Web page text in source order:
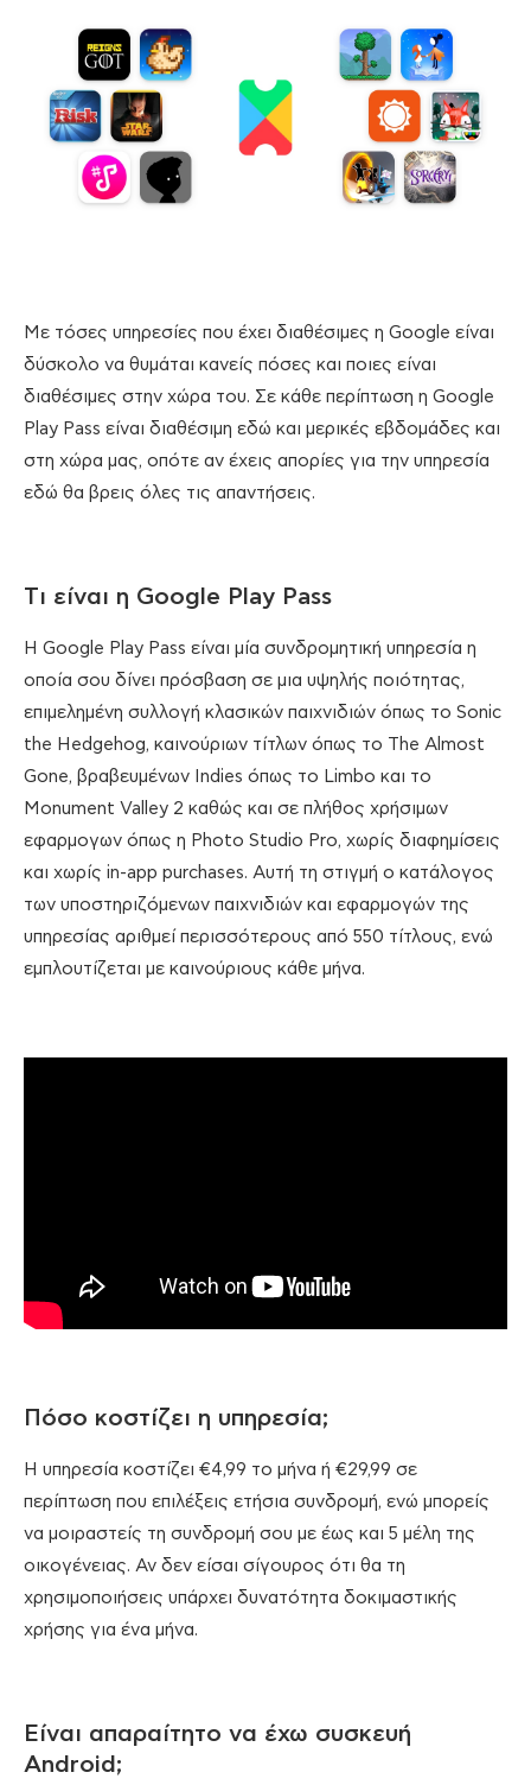
Με τόσες υπηρεσίες που έχει διαθέσιμες η Google είναι
δύσκολο να θυμάται κανείς πόσες και ποιες είναι
διαθέσιμες στην χώρα του. Σε κάθε περίπτωση η Google
Play Pass είναι διαθέσιμη εδώ και μερικές εβδομάδες και
στη χώρα μας, οπότε αν έχεις απορίες για την υπηρεσία
εδώ θα βρεις όλες τις απαντήσεις.
Tι είναι η Google Play Pass
H Google Play Pass είναι μία συνδρομητική υπηρεσία η
οποία σου δίνει πρόσβαση σε μια υψηλής ποιότητας,
επιμελημένη συλλογή κλασικών παιχνιδιών όπως το Sonic
the Hedgehog, καινούριων τίτλων όπως το The Almost
Gone, βραβευμένων Indies όπως το Limbo και το
Monument Valley 2 καθώς και σε πλήθος χρήσιμων
εφαρμογων όπως η Photo Studio Pro, χωρίς διαφημίσεις
και χωρίς in-app purchases. Αυτή τη στιγμή ο κατάλογος
των υποστηριζόμενων παιχνιδιών και εφαρμογών της
υπηρεσίας αριθμεί περισσότερους από 550 τίτλους, ενώ
εμπλουτίζεται με καινούριους κάθε μήνα.
Πόσο κοστίζει η υπηρεσία;
H υπηρεσία κοστίζει €4,99 το μήνα ή €29,99 σε
περίπτωση που επιλέξεις ετήσια συνδρομή, ενώ μπορείς
να μοιραστείς τη συνδρομή σου με έως και 5 μέλη της
οικογένειας. Αν δεν είσαι σίγουρος ότι θα τη
χρησιμοποιήσεις υπάρχει δυνατότητα δοκιμαστικής
χρήσης για ένα μήνα.
Είναι απαραίτητο να έχω συσκευή
Android;